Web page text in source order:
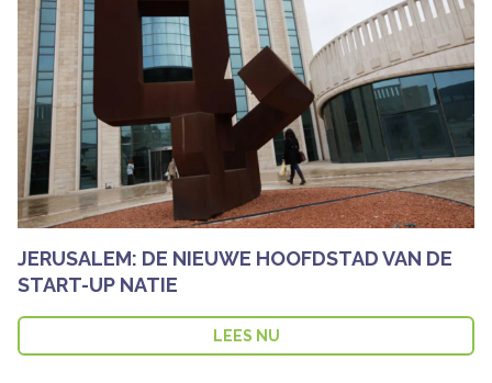
JERUSALEM: DE NIEUWE HOOFDSTAD VAN DE
START-UP NATIE
LEES NU